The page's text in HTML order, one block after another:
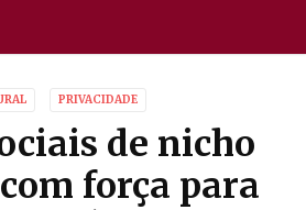
PRIVACIDADE
de nicho
força para